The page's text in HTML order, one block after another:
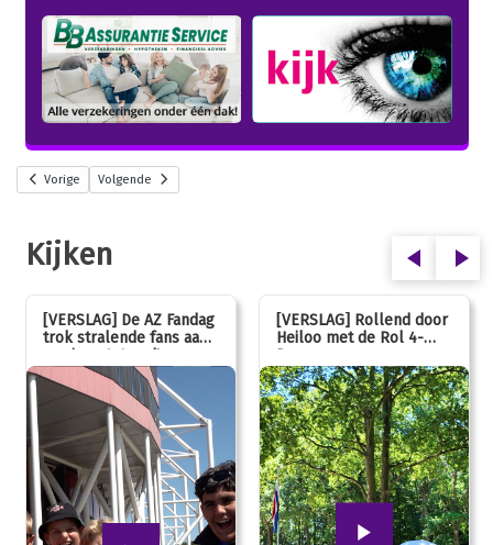
Vorige Volgende
Kijken
[VERSLAG] De AZ Fandag
trok stralende fans aan,
van jong tot oud!
[VERSLAG] Rollend door
Heiloo met de Rol 4-
Daagse